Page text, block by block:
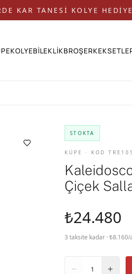
KAR TANESİ KOLYE
KOLYEBİLEKLİKBROŞERKEK
STOKTA
KÜPE · KOD
Çiçek
₺24.480
3 taksite kadar · ₺8.160/
1